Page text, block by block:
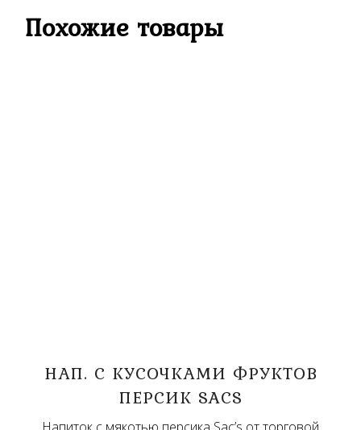
Похожие товары
НАП. С КУСОЧКАМИ ФРУКТОВ
ПЕРСИК SACS
Напиток с мякотью персика Sac’s от торговой